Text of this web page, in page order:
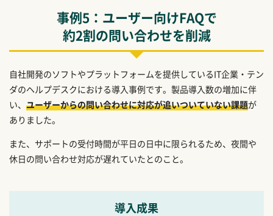
事例5：ユーザー向けFAQで
約2割の問い合わせを削減
自社開発のソフトやプラットフォームを提供しているIT企業・テン
ダのヘルプデスクにおける導入事例です。製品導入数の増加に伴
い、 ユーザーからの問い合わせに対応が追いついていない課題が
ありました。
また、サポートの受付時間が平日の日中に限られるため、夜間や
休日の問い合わせ対応が遅れていたとのこと。
導入成果